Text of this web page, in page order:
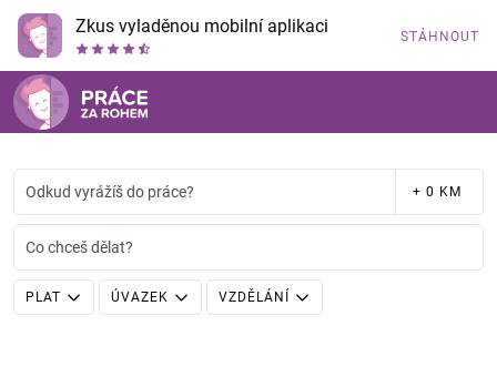
Zkus vyladěnou mobilní aplikaci STÁHNOUT
Odkud vyrážíš do práce? + 0 KM
Co chceš dělat?
PLAT ÚVAZEK VZDĚLÁNÍ